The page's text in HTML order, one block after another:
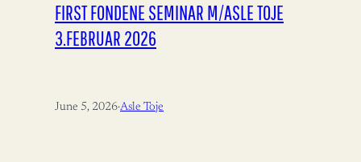
FIRST FONDENE SEMINAR M/ASLE TOJE
3.FEBRUAR 2026
June 5, 2026·Asle Toje